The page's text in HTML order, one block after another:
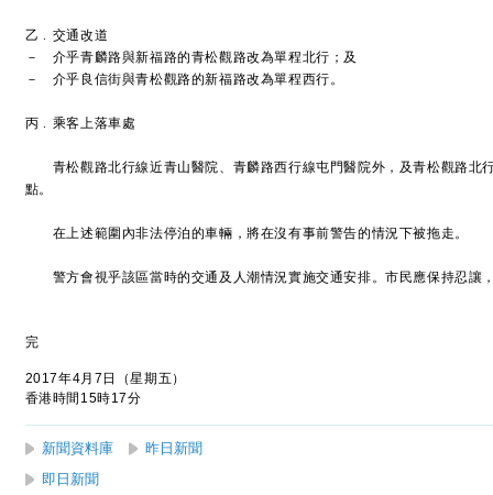
乙﹒交通改道
－ 介乎青麟路與新福路的青松觀路改為單程北行；及
－ 介乎良信街與青松觀路的新福路改為單程西行。
丙﹒乘客上落車處
青松觀路北行線近青山醫院、青麟路西行線屯門醫院外，及青松觀路北
點。
在上述範圍內非法停泊的車輛，將在沒有事前警告的情況下被拖走。
警方會視乎該區當時的交通及人潮情況實施交通安排。市民應保持忍讓
完
2017年4月7日（星期五）
香港時間15時17分
新聞資料庫
昨日新聞
即日新聞